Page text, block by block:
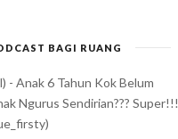
BAGI RUANG
- Anak 6 Tahun Kok Belum
Ngurus Sendirian??? Super!!!